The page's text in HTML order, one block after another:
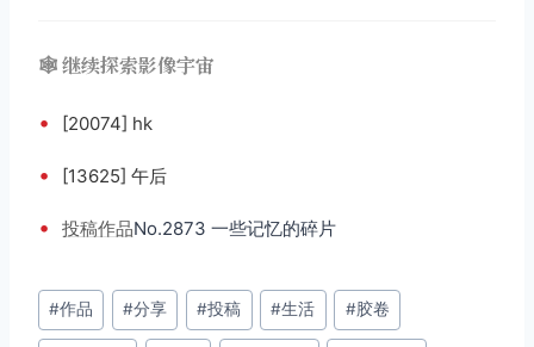
🕸️ 继续探索影像宇宙
• [20074] hk
• [13625] 午后
• 投稿作品No.2873 一些记忆的碎片
文
章
#作品 #分享 #投稿 #生活 #胶卷